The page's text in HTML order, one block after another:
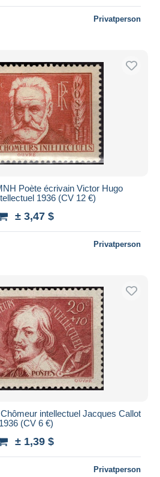
Übernehmen
Privatperson
Poète écrivain Victor Hugo
1936 (CV 12 €)
± 3,47 $
Privatperson
intellectuel Jacques Callot
1936 (CV 6 €)
± 1,39 $
Privatperson